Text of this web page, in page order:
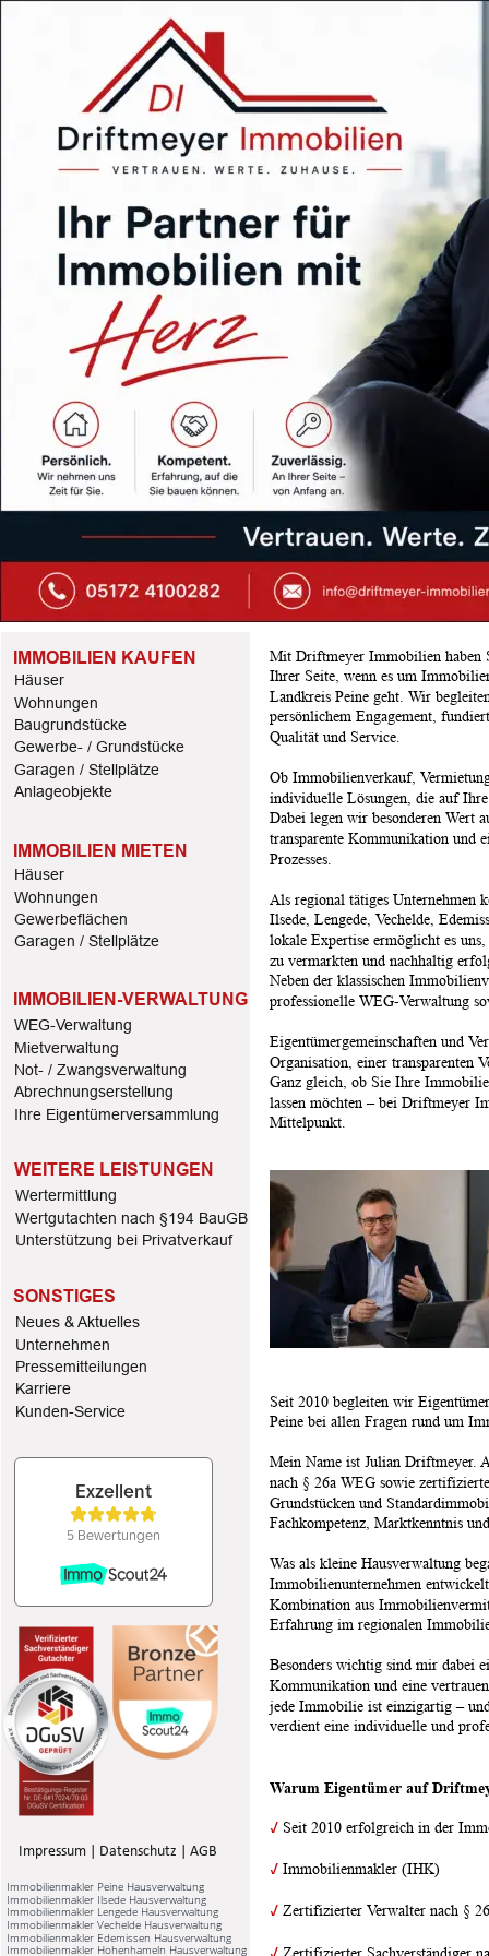
IMMOBILIEN KAUFEN
Häuser
Wohnungen
Baugrundstücke
Gewerbe- / Grundstücke
Garagen / Stellplätze
Anlageobjekte
IMMOBILIEN MIETEN
Häuser
Wohnungen
Gewerbeflächen
Garagen / Stellplätze
IMMOBILIEN-VERWALTUNG
WEG-Verwaltung
Mietverwaltung
Not- / Zwangsverwaltung
Abrechnungserstellung
Ihre Eigentümerversammlung
WEITERE LEISTUNGEN
Wertermittlung
Wertgutachten nach §194 BauGB
Unterstützung bei Privatverkauf
SONSTIGES
Neues & Aktuelles
Unternehmen
Pressemitteilungen
Karriere
Kunden-Service
Impressum Datenschutz AGB
Immobilienmakler Peine Hausverwaltung
Immobilienmakler Ilsede Hausverwaltung
Immobilienmakler Lengede Hausverwaltung
Immobilienmakler Vechelde Hausverwaltung
Immobilienmakler Edemissen Hausverwaltung
Immobilienmakler Hohenhameln Hausverwaltung
Mit Driftmeyer Immobilien haben
Ihrer Seite, wenn es um
Landkreis Peine geht. Wir
persönlichem Engagement,
Qualität und Service.
Ob Immobilienverkauf,
individuelle Lösungen, die auf
Dabei legen wir besonderen Wert
transparente Kommunikation und
Prozesses.
Als regional tätiges
Ilsede, Lengede, Vechelde,
lokale Expertise ermöglicht es
zu vermarkten und nachhaltig
Neben der klassischen
professionelle WEG-Verwaltung
Eigentümergemeinschaften und
Organisation, einer transparenten
Ganz gleich, ob Sie Ihre
lassen möchten – bei Driftmeyer
Mittelpunkt.
Seit 2010 begleiten wir
Peine bei allen Fragen rund um
Mein Name ist Julian
nach § 26a WEG sowie
Grundstücken und
Fachkompetenz, Marktkenntnis
Was als kleine Hausverwaltung
Immobilienunternehmen
Kombination aus
Erfahrung im regionalen
Besonders wichtig sind mir dabei
Kommunikation und eine
jede Immobilie ist einzigartig –
verdient eine individuelle und
Warum Eigentümer auf
✓ Seit 2010 erfolgreich in der
✓ Immobilienmakler (IHK)
✓ Zertifizierter Verwalter nach §
✓ Zertifizierter Sachverständiger